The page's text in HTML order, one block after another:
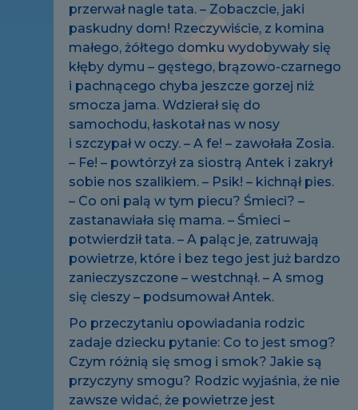
przerwał nagle tata. – Zobaczcie, jaki
paskudny dom! Rzeczywiście, z komina
małego, żółtego domku wydobywały się
kłęby dymu – gęstego, brązowo-czarnego
i pachnącego chyba jeszcze gorzej niż
smocza jama. Wdzierał się do
samochodu, łaskotał nas w nosy
i szczypał w oczy. – A fe! – zawołała Zosia.
– Fe! – powtórzył za siostrą Antek i zakrył
sobie nos szalikiem. – Psik! – kichnął pies.
– Co oni palą w tym piecu? Śmieci? –
zastanawiała się mama. – Śmieci –
potwierdził tata. – A paląc je, zatruwają
powietrze, które i bez tego jest już bardzo
zanieczyszczone – westchnął. – A smog
się cieszy – podsumował Antek.
Po przeczytaniu opowiadania rodzic
zadaje dziecku pytanie: Co to jest smog?
Czym różnią się smog i smok? Jakie są
przyczyny smogu? Rodzic wyjaśnia, że nie
zawsze widać, że powietrze jest